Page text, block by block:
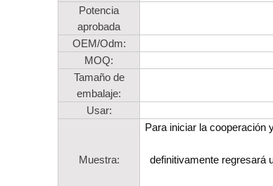
Potencia
aprobada
OEM/Odm:
MOQ:
Tamaño de
embalaje:
Usar:
Muestra:
Para iniciar la cooperación
definitivamente regresará